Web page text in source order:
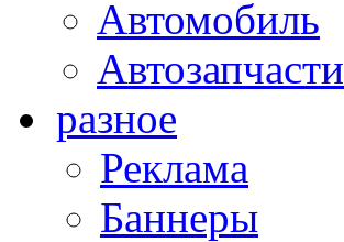
Автомобиль
Автозапчасти
разное
Реклама
Баннеры